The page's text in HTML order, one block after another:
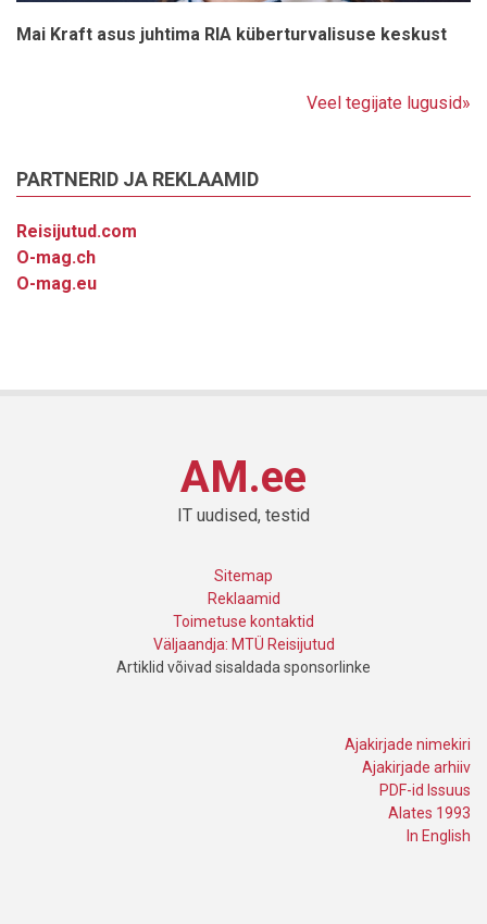
Mai Kraft asus juhtima RIA küberturvalisuse keskust
Veel tegijate lugusid»
PARTNERID JA REKLAAMID
Reisijutud.com
O-mag.ch
O-mag.eu
AM.ee
IT uudised, testid
Sitemap
Reklaamid
Toimetuse kontaktid
Väljaandja: MTÜ Reisijutud
Artiklid võivad sisaldada sponsorlinke
Ajakirjade nimekiri
Ajakirjade arhiiv
PDF-id Issuus
Alates 1993
In English